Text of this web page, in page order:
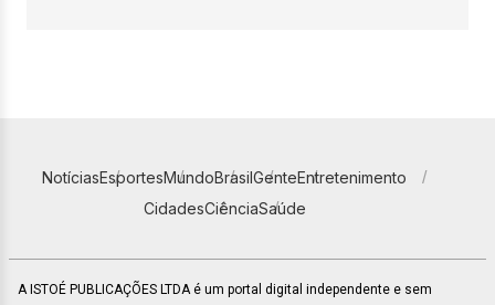
NotíciasEsportesMundoBrasilGenteEntretenimento
CidadesCiênciaSaúde
A ISTOÉ PUBLICAÇÕES LTDA é um portal digital independente e sem